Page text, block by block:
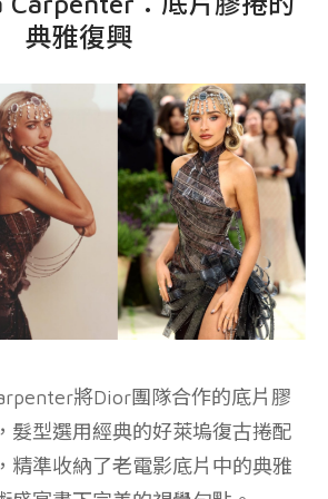
典雅復興
將Dior團隊合作的底片膠
髮型選用經典的好萊塢復古捲配
精準收納了老電影底片中的典雅